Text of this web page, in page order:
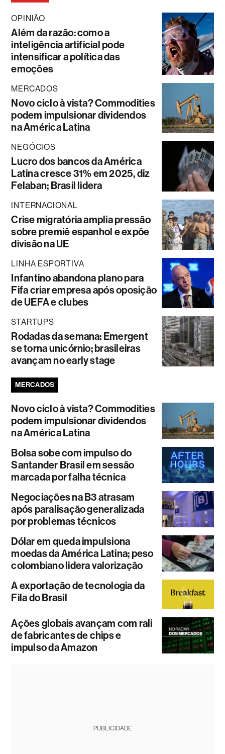
OPINIÃO
Além da razão: como a
inteligência artificial pode
intensificar a política das
emoções
MERCADOS
Novo ciclo à vista? Commodities
podem impulsionar dividendos
na América Latina
NEGÓCIOS
Lucro dos bancos da América
Latina cresce 31% em 2025, diz
Felaban; Brasil lidera
INTERNACIONAL
Crise migratória amplia pressão
sobre premiê espanhol e expõe
divisão na UE
LINHA ESPORTIVA
Infantino abandona plano para
Fifa criar empresa após oposição
de UEFA e clubes
STARTUPS
Rodadas da semana: Emergent
se torna unicórnio; brasileiras
avançam no early stage
MERCADOS
Novo ciclo à vista? Commodities
podem impulsionar dividendos
na América Latina
Bolsa sobe com impulso do
Santander Brasil em sessão
marcada por falha técnica
Negociações na B3 atrasam
após paralisação generalizada
por problemas técnicos
Dólar em queda impulsiona
moedas da América Latina; peso
colombiano lidera valorização
A exportação de tecnologia da
Fila do Brasil
Ações globais avançam com rali
de fabricantes de chips e
impulso da Amazon
PUBLICIDADE